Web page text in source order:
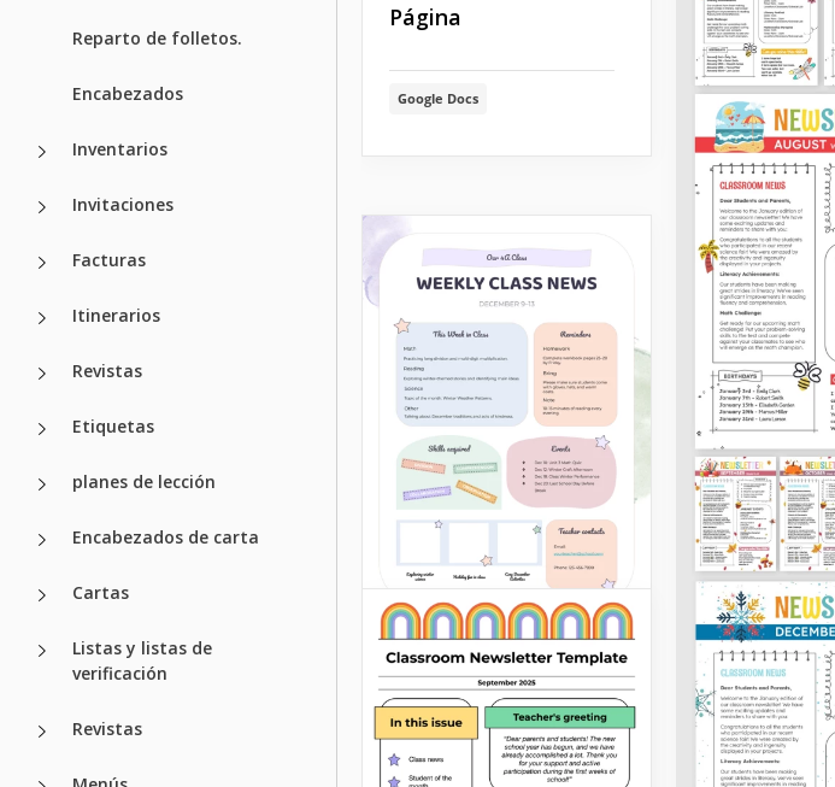
Reparto de folletos.
Encabezados
Inventarios
Invitaciones
Facturas
Itinerarios
Revistas
Etiquetas
planes de lección
Encabezados de carta
Cartas
Listas y listas de
verificación
Revistas
Página
Google Docs